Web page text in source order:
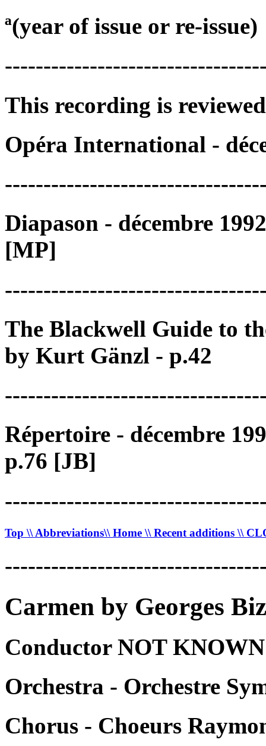
ª(year of issue or re-issue)
This recording is
Opéra International -
Diapason - décembre
[MP]
The Blackwell Guide to
by Kurt Gänzl - p.42
Répertoire - décembre
p.76 [JB]
Top \\ Abbreviations\\ Home \\ Recent additions \\
Carmen by Georges
Conductor NOT
Orchestra - Orchestre
Chorus - Choeurs